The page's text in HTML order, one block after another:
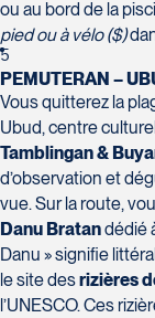
ou au bord de la
pied ou à vélo ($)
5
PEMUTERAN –
Vous quitterez la
Ubud, centre
Tamblingan &
d’observation et
vue. Sur la route,
Danu Bratandédié
Danu » signifie
le site desrizières
l’UNESCO. Ces
Voyages CAA
8940 Boulevard
Brossard
J4Y 0G4
Tél :450-465-
G2J 1E3
Voyages
2 rue Pleau
Pont-Rouge
G3H 2G2
Tél :418-873-4515